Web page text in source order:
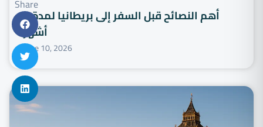
أهم النصائح قبل السفر إلى بريطانيا لمدة 6
أشهر
June 10, 2026
Share